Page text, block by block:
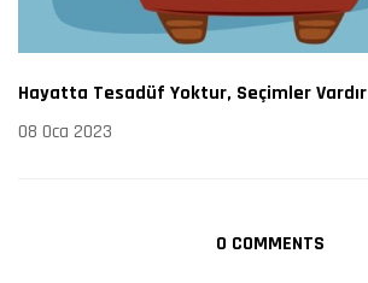
Hayatta Tesadüf Yoktur, Seçimler Vardır
08 Oca 2023
0 COMMENTS